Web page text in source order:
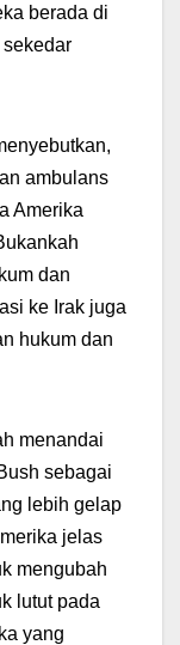
berada di
ambulans
Amerika
dan
ke Irak juga
hukum dan
menandai
sebagai
lebih gelap
jelas
mengubah
lutut pada
yang